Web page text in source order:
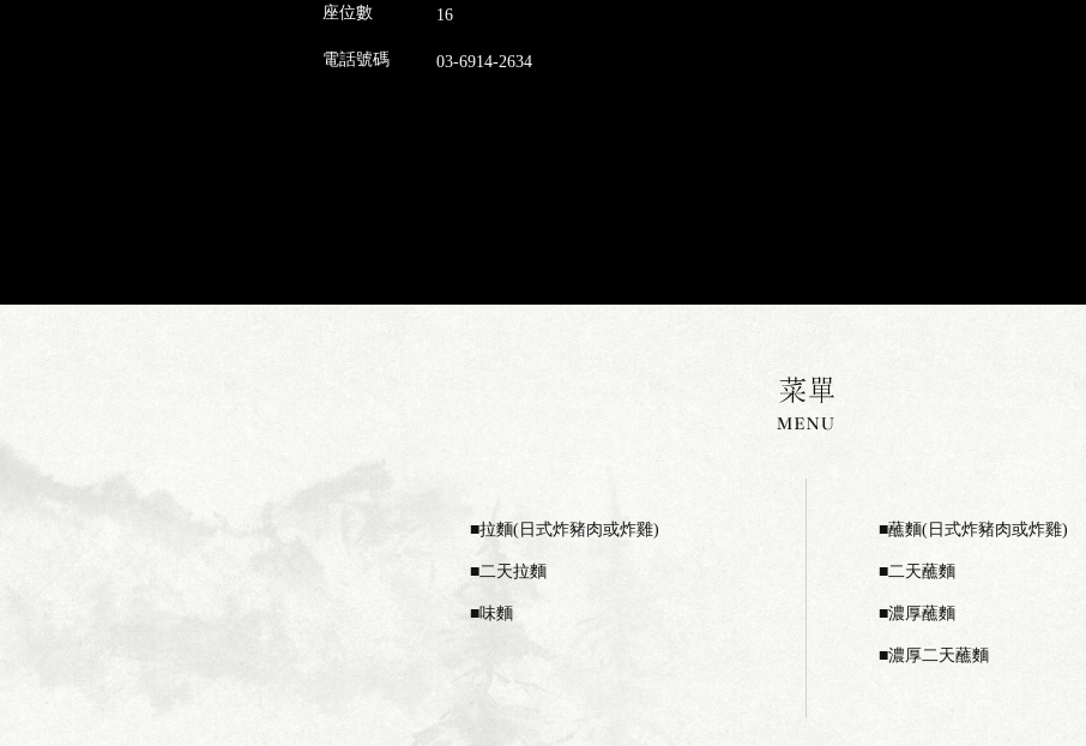
座位數 16
電話號碼 03-6914-2634
拉麵(日式炸豬肉或炸雞)
二天拉麵
味麵
蘸麵(日式炸豬肉或炸雞)
二天蘸麵
濃厚蘸麵
濃厚二天蘸麵